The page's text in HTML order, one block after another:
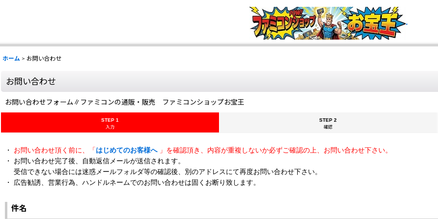
.
ホーム > お問い合わせ
お問い合わせ
お問い合わせフォーム∥ファミコンの通販・販売 ファミコンショップお宝王
STEP 1
入力
STEP 2
確認
・ お問い合わせ頂く前に、「はじめてのお客様へ 」を確認頂き、内容が重複しないか必ずご確認の上、お問い合わせ下さい。
・ お問い合わせ完了後、自動返信メールが送信されます。
受信できない場合には迷惑メールフォルダ等の確認後、別のアドレスにて再度お問い合わせ下さい。
・ 広告勧誘、営業行為、ハンドルネームでのお問い合わせは固くお断り致します。
件名